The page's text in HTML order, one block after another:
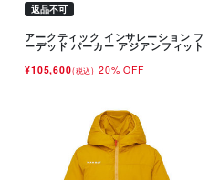
返品不可
アークティック インサレーション フ
ーデッド パーカー アジアンフィット
¥105,600(税込) 20% OFF